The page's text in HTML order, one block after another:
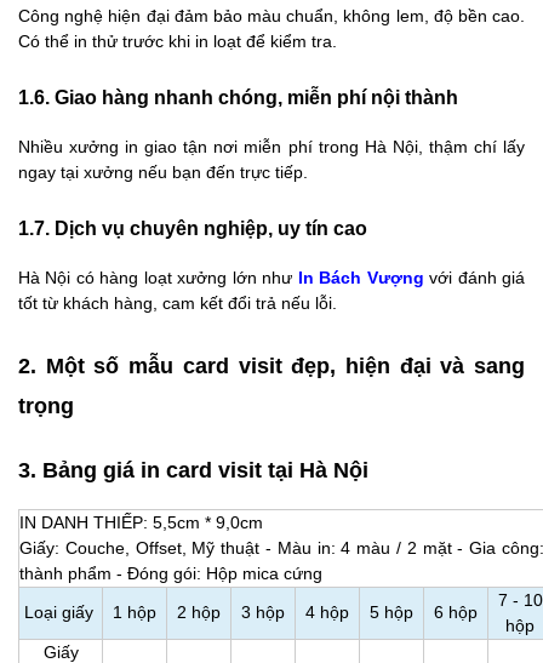
Công nghệ hiện đại đảm bảo màu chuẩn, không lem, độ bền cao.
Có thể in thử trước khi in loạt để kiểm tra.
1.6. Giao hàng nhanh chóng, miễn phí nội thành
Nhiều xưởng in giao tận nơi miễn phí trong Hà Nội, thậm chí lấy
ngay tại xưởng nếu bạn đến trực tiếp.
1.7. Dịch vụ chuyên nghiệp, uy tín cao
Hà Nội có hàng loạt xưởng lớn như In Bách Vượng với đánh giá
tốt từ khách hàng, cam kết đổi trả nếu lỗi.
2. Một số mẫu card visit đẹp, hiện đại và sang
trọng
3. Bảng giá in card visit tại Hà Nội
IN DANH THIẾP: 5,5cm * 9,0cm
Giấy: Couche, Offset, Mỹ thuật - Màu in: 4 màu / 2 mặt - Gia
thành phẩm - Đóng gói: Hộp mica cứng
Loại giấy
1 hộp 2 hộp 3 hộp 4 hộp 5 hộp 6 hộp
7 - 10
hộp
Giấy